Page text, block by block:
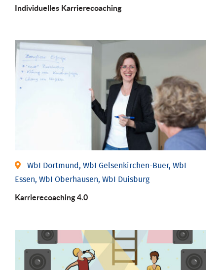
Individu­elles Karrierecoaching
WbI Dortmund, WbI Gelsenkirchen-Buer, WbI
Essen, WbI Oberhausen, WbI Duisburg
Karriere­coaching 4.0